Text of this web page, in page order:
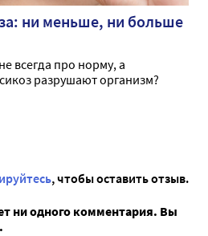
ни меньше, ни больше
всегда про норму, а
разрушают организм?
, чтобы оставить отзыв.
ни одного комментария. Вы